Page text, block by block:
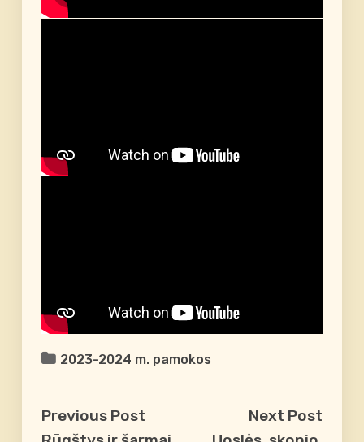
2023-2024 m. pamokos
Previous Post
Next Post